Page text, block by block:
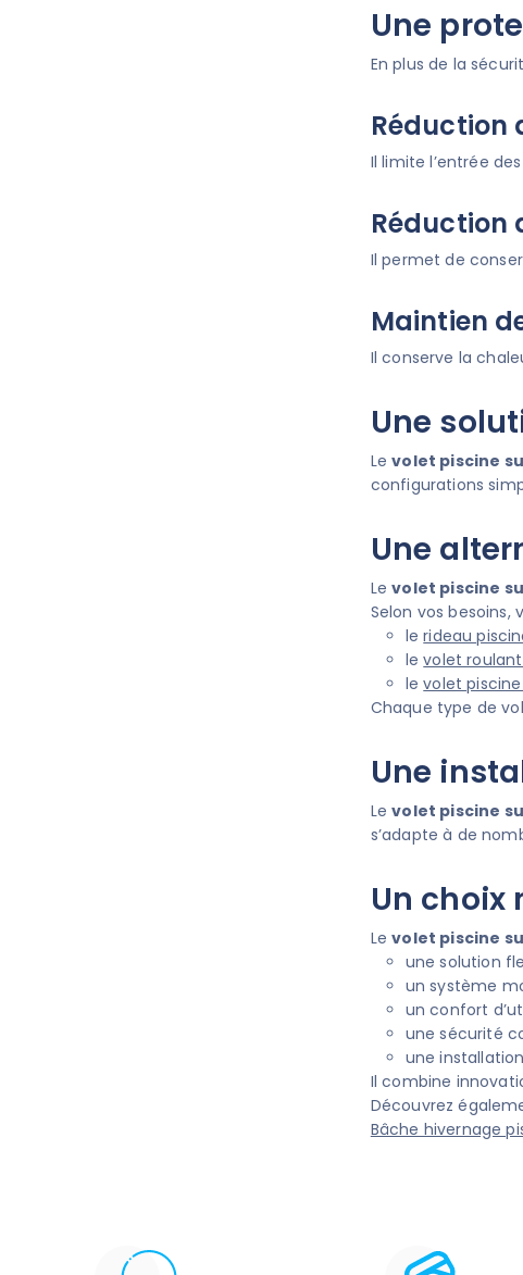
Une
En plus de la
Réduction
Il limite l’entrée
Réduction
Il permet de
Maintien
Il conserve la
Une
Levolet piscine
configurations
Une
Levolet piscine
Selon vos besoins,
lerideau
levolet
levolet
Chaque type de
Une
Levolet piscine
s’adapte à de
Un choix
Levolet piscine
une solution
un système
un confort
une sécurité
une
Il combine
Découvrez
Bâche hivernage